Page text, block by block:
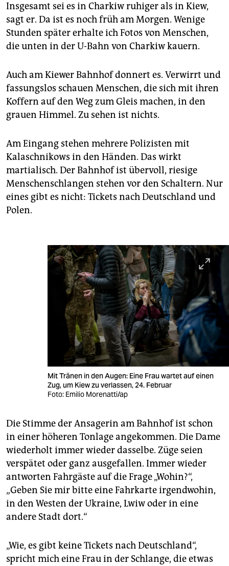
Insgesamt sei es in Charkiw ruhiger als in Kiew,
sagt er. Da ist es noch früh am Morgen. Wenige
Stunden später erhalte ich Fotos von Menschen,
die unten in der U-Bahn von Charkiw kauern.
Auch am Kiewer Bahnhof donnert es. Verwirrt und
fassungslos schauen Menschen, die sich mit ihren
Koffern auf den Weg zum Gleis machen, in den
grauen Himmel. Zu sehen ist nichts.
Am Eingang stehen mehrere Polizisten mit
Kalaschnikows in den Händen. Das wirkt
martialisch. Der Bahnhof ist übervoll, riesige
Menschenschlangen stehen vor den Schaltern. Nur
eines gibt es nicht: Tickets nach Deutschland und
Polen.
Mit Tränen in den Augen: Eine Frau wartet auf einen
Zug, um Kiew zu verlassen, 24. Februar
Foto: Emilio Morenatti/ap
Die Stimme der Ansagerin am Bahnhof ist schon
in einer höheren Tonlage angekommen. Die Dame
wiederholt immer wieder dasselbe. Züge seien
verspätet oder ganz ausgefallen. Immer wieder
antworten Fahrgäste auf die Frage „Wohin?“,
„Geben Sie mir bitte eine Fahrkarte irgendwohin,
in den Westen der Ukraine, Lwiw oder in eine
andere Stadt dort.“
„Wie, es gibt keine Tickets nach Deutschland“,
spricht mich eine Frau in der Schlange, die etwas